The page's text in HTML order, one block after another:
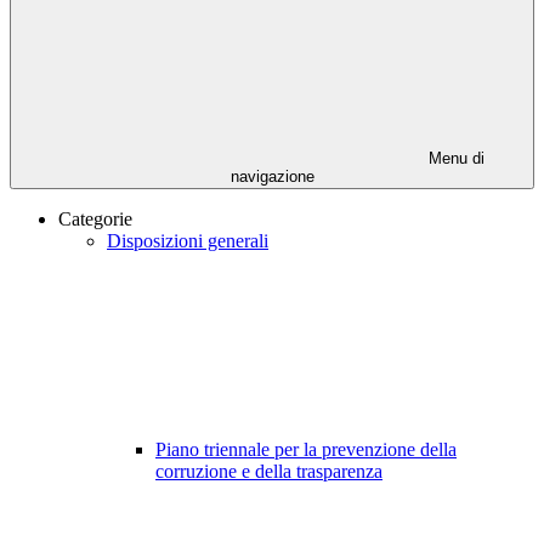
Menu di
navigazione
Categorie
Disposizioni generali
Piano triennale per la prevenzione della
corruzione e della trasparenza